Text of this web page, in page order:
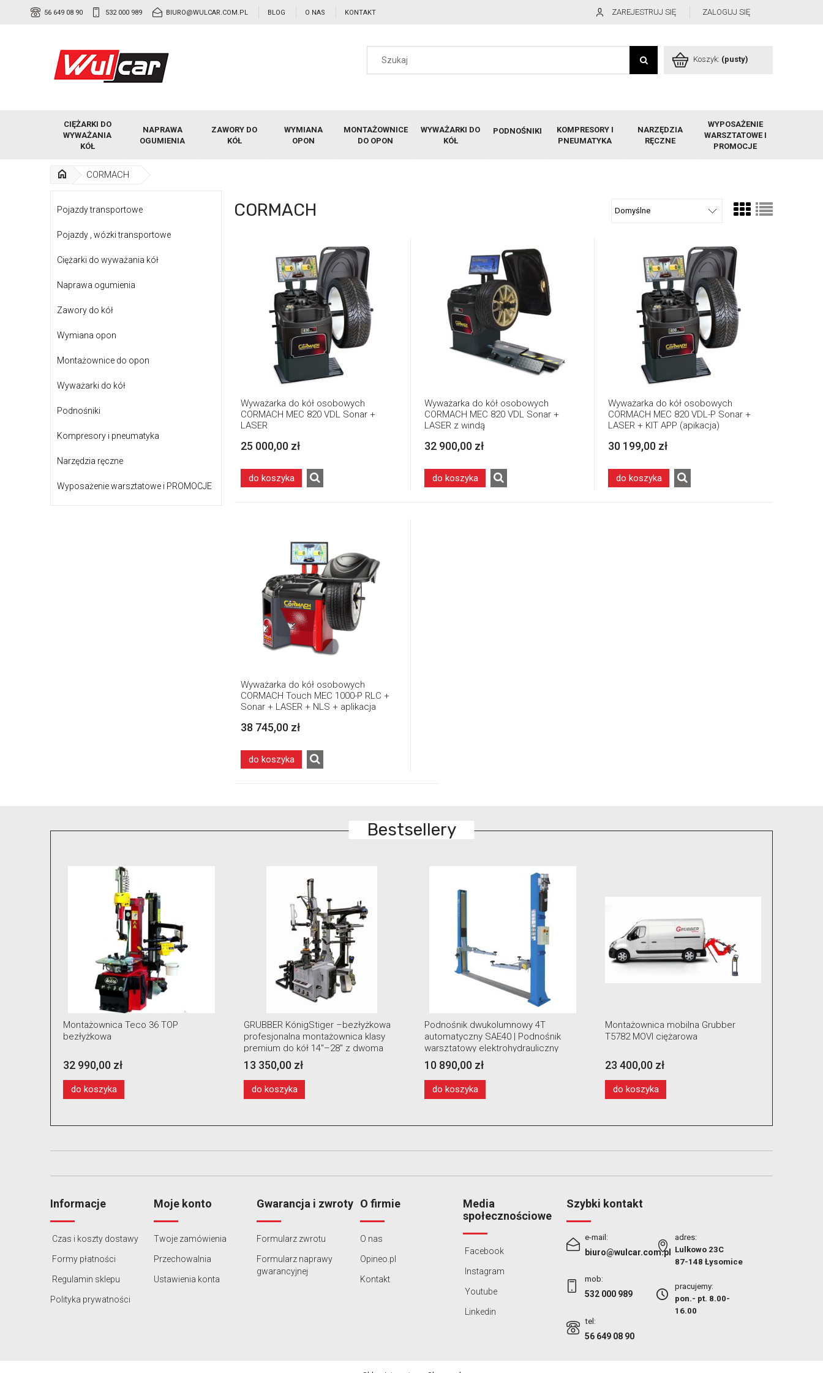
56 649 08 90 532 000 989 BIURO@WULCAR.COM.PL BLOG O NAS KONTAKT ZAREJESTRUJ SIĘ ZALOGUJ SIĘ
Koszyk: (pusty)
CIĘŻARKI DO
WYWAŻANIA
KÓŁ
NAPRAWA
OGUMIENIA
ZAWORY DO
KÓŁ
WYMIANA
OPON
MONTAŻOWNICE
DO OPON
WYWAŻARKI DO
KÓŁ
PODNOŚNIKI
KOMPRESORY I
PNEUMATYKA
NARZĘDZIA
RĘCZNE
WYPOSAŻENIE
WARSZTATOWE I
PROMOCJE
CORMACH
Pojazdy transportowe
Pojazdy , wózki transportowe
Ciężarki do wyważania kół
Naprawa ogumienia
Zawory do kół
Wymiana opon
Montażownice do opon
Wyważarki do kół
Podnośniki
Kompresory i pneumatyka
Narzędzia ręczne
Wyposażenie warsztatowe i PROMOCJE
CORMACH
Wyważarka do kół osobowych
CORMACH MEC 820 VDL Sonar +
LASER
25 000,00 zł
do koszyka
Wyważarka do kół osobowych
CORMACH MEC 820 VDL Sonar +
LASER z windą
32 900,00 zł
do koszyka
Wyważarka do kół osobowych
CORMACH MEC 820 VDL-P Sonar +
LASER + KIT APP (apikacja)
30 199,00 zł
do koszyka
Wyważarka do kół osobowych
CORMACH Touch MEC 1000-P RLC +
Sonar + LASER + NLS + aplikacja
38 745,00 zł
do koszyka
Bestsellery
Montażownica Teco 36 TOP
bezłyżkowa
32 990,00 zł
do koszyka
GRUBBER KónigStiger –bezłyżkowa
profesjonalna montażownica klasy
premium do kół 14″–28″ z dwoma
ramionami pomocniczymi i windą
koła
13 350,00 zł
do koszyka
Podnośnik dwukolumnowy 4T
automatyczny SAE40 | Podnośnik
warsztatowy elektrohydrauliczny
10 890,00 zł
do koszyka
Montażownica mobilna Grubber
T5782 MOVI ciężarowa
23 400,00 zł
do koszyka
Informacje
Czas i koszty dostawy
Formy płatności
Regulamin sklepu
Polityka prywatności
Moje konto
Twoje zamówienia
Przechowalnia
Ustawienia konta
Gwarancja i zwroty
Formularz zwrotu
Formularz naprawy
gwarancyjnej
O firmie
O nas
Opineo.pl
Kontakt
Media
społecznościowe
Facebook
Instagram
Youtube
Linkedin
Szybki kontakt
e-mail:
biuro@wulcar.com.pl
mob:
532 000 989
tel:
56 649 08 90
adres:
Lulkowo 23C
87-148 Łysomice
pracujemy:
pon.- pt. 8.00-
16.00